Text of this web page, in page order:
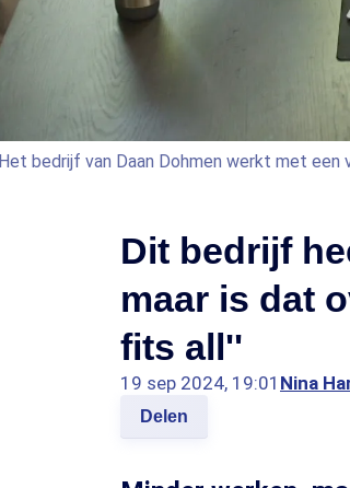
Het bedrijf van Daan Dohmen werkt met een
Dit bedrijf
maar is dat
fits all''
19 sep 2024, 19:01 Nina
Delen